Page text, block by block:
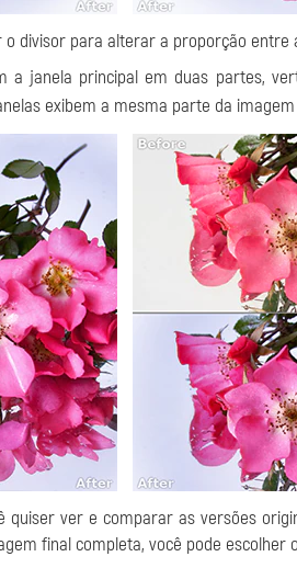
divisor para alterar a proporção entre
a janela principal em duas partes,
exibem a mesma parte da
quiser ver e comparar as versões
final completa, você pode escolher